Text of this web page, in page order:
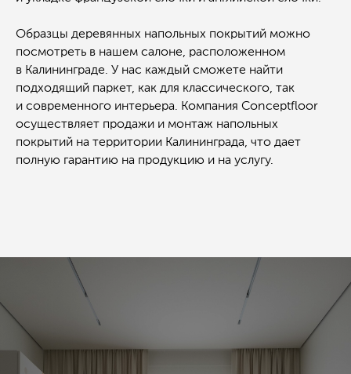
Образцы деревянных напольных покрытий можно
посмотреть в нашем салоне, расположенном
в Калининграде. У нас каждый сможете найти
подходящий паркет, как для классического, так
и современного интерьера. Компания Conceptfloor
осуществляет продажи и монтаж напольных
покрытий на территории Калининграда, что дает
полную гарантию на продукцию и на услугу.
info@conceptfloor.ru
ул. 9 Апреля, 86А
Двери
Подоконники
Продукция
О компании
Стоимость
Контакты
Покупателю
Услуги
Доставка и оплата
Специальные
предложения
вопросы
Политика конфиденциальности
Разработка сайта: Болотова Виктория